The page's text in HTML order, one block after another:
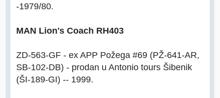
-1979/80.
MAN Lion's Coach RH403
ZD-563-GF - ex APP Požega #69 (PŽ-641-AR,
SB-102-DB) - prodan u Antonio tours Šibenik
(ŠI-189-GI) -- 1999.